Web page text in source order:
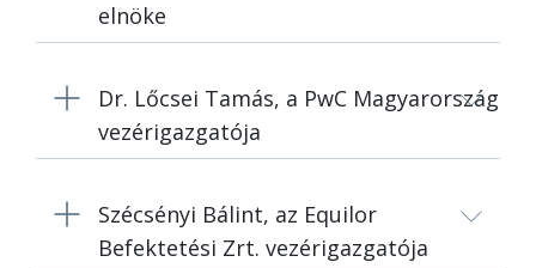
elnöke
Dr. Lőcsei Tamás, a PwC Magyarország
vezérigazgatója
Szécsényi Bálint, az Equilor
Befektetési Zrt. vezérigazgatója